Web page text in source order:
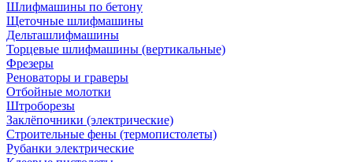
Шлифмашины по бетону
Щеточные шлифмашины
Дельташлифмашины
Торцевые шлифмашины (вертикальные)
Фрезеры
Реноваторы и граверы
Отбойные молотки
Штроборезы
Заклёпочники (электрические)
Строительные фены (термопистолеты)
Рубанки электрические